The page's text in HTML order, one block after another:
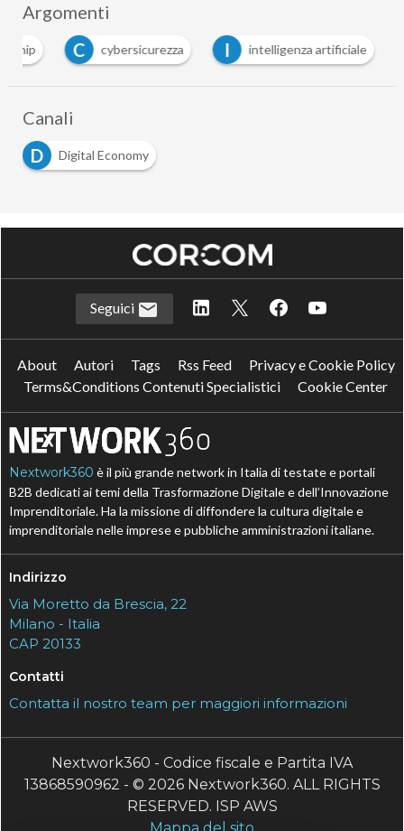
Argomenti
chip C cybersicurezza I intelligenza artificiale
Canali
D
Digital Economy
Seguici
About Autori Tags Rss Feed
Privacy e Cookie Policy
Terms&Conditions Contenuti Specialistici
Cookie Center
Nextwork360 è il più grande network in Italia di testate e portali
B2B dedicati ai temi della Trasformazione Digitale e dell’Innovazione
Imprenditoriale. Ha la missione di diffondere la cultura digitale e
imprenditoriale nelle imprese e pubbliche amministrazioni italiane.
Indirizzo
Via Moretto da Brescia, 22
Milano - Italia
CAP 20133
Contatti
Contatta il nostro team per maggiori informazioni
Nextwork360 - Codice fiscale e Partita IVA
13868590962 - © 2026 Nextwork360. ALL RIGHTS
RESERVED. ISP AWS